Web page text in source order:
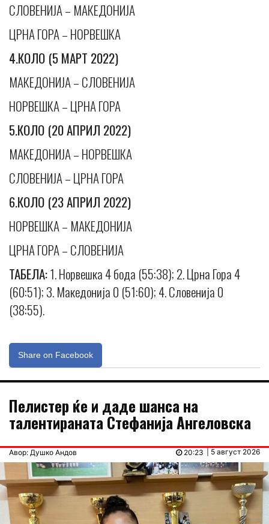
СЛОВЕНИЈА – МАКЕДОНИЈА
ЦРНА ГОРА – НОРВЕШКА
4.КОЛО (5 МАРТ 2022)
МАКЕДОНИЈА – СЛОВЕНИЈА
НОРВЕШКА – ЦРНА ГОРА
5.КОЛО (20 АПРИЛ 2022)
МАКЕДОНИЈА – НОРВЕШКА
СЛОВЕНИЈА – ЦРНА ГОРА
6.КОЛО (23 АПРИЛ 2022)
НОРВЕШКА – МАКЕДОНИЈА
ЦРНА ГОРА – СЛОВЕНИЈА
ТАБЕЛА:1. Норвешка 4 бода (55:38); 2. Црна Гора 4
(60:51); 3. Македонија 0 (51:60); 4. Словенија 0
(38:55).
Share on Facebook
Пелистер ќе и даде шанса на
талентираната Стефанија Ангеловска
Авор: Душко Андов | 5 август 2026
20:23